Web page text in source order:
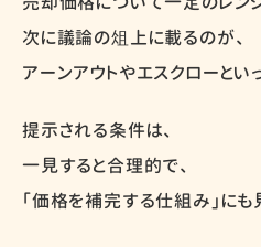
次に議論の俎上に載るのが、
アーンアウトやエスクローとい
提示される条件は、
一見すると合理的で、
「価格を補完する仕組み」にも